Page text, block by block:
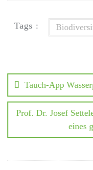
Tags :
Tauch-App
Prof. Dr. Josef
eines